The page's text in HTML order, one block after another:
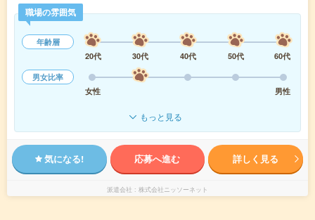
職場の雰囲気
年齢層
20代
30代 40代 50代
60代
男女比率
女性
男性
もっと見る
気になる! 応募へ進む 詳しく見る
派遣会社 株式会社ニッソーネット